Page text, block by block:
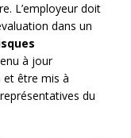
L’employeur doit
dans un
à jour
et être mis à
du